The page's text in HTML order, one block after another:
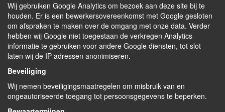
Wij gebruiken Google Analytics om bezoek aan deze site bij te
houden. Er is een bewerkersovereenkomst met Google gesloten
om afspraken te maken over de omgang met onze data. Verder
hebben wij Google niet toegestaan de verkregen Analytics
informatie te gebruiken voor andere Google diensten, tot slot
laten wij de IP-adressen anonimiseren.
Beveiliging
Wij nemen beveiligingsmaatregelen om misbruik van en
ongeautoriseerde toegang tot persoonsgegevens te beperken.